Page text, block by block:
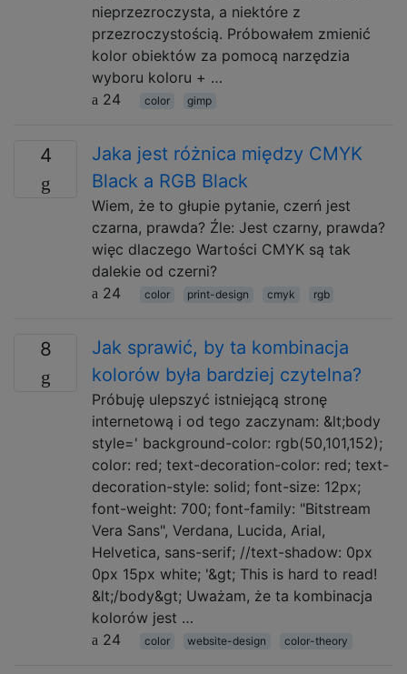
nieprzezroczysta, a niektóre z
przezroczystością. Próbowałem zmienić
kolor obiektów za pomocą narzędzia
wyboru koloru + …
24
color gimp
4
Jaka jest różnica między CMYK
Black a RGB Black
Wiem, że to głupie pytanie, czerń jest
czarna, prawda? Źle: Jest czarny, prawda?
więc dlaczego Wartości CMYK są tak
dalekie od czerni?
24
color print-design cmyk rgb
8
Jak sprawić, by ta kombinacja
kolorów była bardziej czytelna?
Próbuję ulepszyć istniejącą stronę
internetową i od tego zaczynam: &lt;body
style=' background-color: rgb(50,101,152);
color: red; text-decoration-color: red; text-
decoration-style: solid; font-size: 12px;
font-weight: 700; font-family: "Bitstream
Vera Sans", Verdana, Lucida, Arial,
Helvetica, sans-serif; //text-shadow: 0px
0px 15px white; '&gt; This is hard to read!
&lt;/body&gt; Uważam, że ta kombinacja
kolorów jest …
24
color website-design color-theory